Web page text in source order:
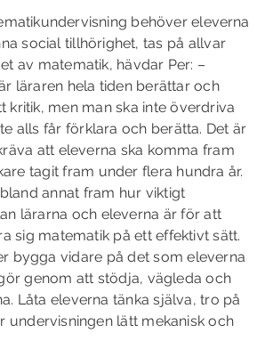
behöver eleverna
social tillhörighet, tas på allvar
av matematik, hävdar Per: –
läraren hela tiden berättar och
kritik, men man ska inte överdriva
alls får förklara och berätta. Det är
att eleverna ska komma fram
tagit fram under flera hundra år.
annat fram hur viktigt
lärarna och eleverna är för att
sig matematik på ett effektivt sätt.
bygga vidare på det som eleverna
genom att stödja, vägleda och
Låta eleverna tänka själva, tro på
undervisningen lätt mekanisk och